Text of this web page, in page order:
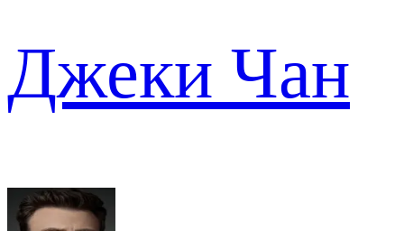
Джеки Чан